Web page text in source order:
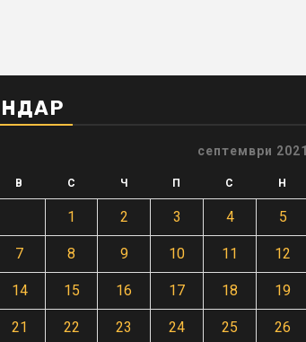
септември 2021
В С Ч П С Н
1 2 3 4 5
7 8 9 10 11 12
14 15 16 17 18 19
21 22 23 24 25 26